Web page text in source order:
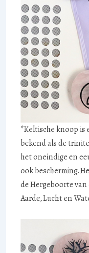
*Keltische knoop is
bekend als de
het oneindige en
ook bescherming.
de Hergeboorte
Aarde, Lucht en